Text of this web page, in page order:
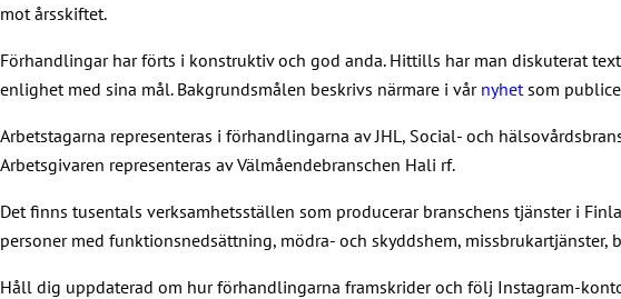
mot årsskiftet.
Förhandlingar har förts i konstruktiv och god anda. Hittills har man diskuterat
enlighet med sina mål. Bakgrundsmålen beskrivs närmare i vår nyhet som
Arbetstagarna representeras i förhandlingarna av JHL, Social- och
Arbetsgivaren representeras av Välmåendebranschen Hali rf.
Det finns tusentals verksamhetsställen som producerar branschens tjänster i
personer med funktionsnedsättning, mödra- och skyddshem, missbrukartjänster,
Håll dig uppdaterad om hur förhandlingarna framskrider och följ Instagram-